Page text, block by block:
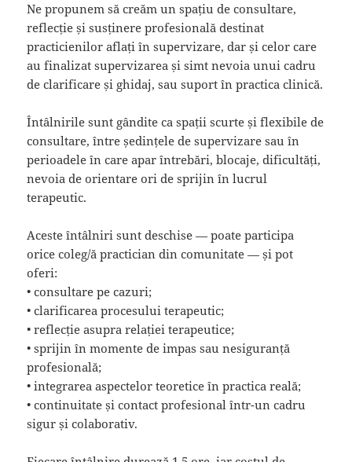
Ne propunem să creăm un spațiu de consultare,
reflecție și susținere profesională destinat
practicienilor aflați în supervizare, dar și celor care
au finalizat supervizarea și simt nevoia unui cadru
de clarificare și ghidaj, sau suport în practica clinică.
Întâlnirile sunt gândite ca spații scurte și flexibile de
consultare, între ședințele de supervizare sau în
perioadele în care apar întrebări, blocaje, dificultăți,
nevoia de orientare ori de sprijin în lucrul
terapeutic.
Aceste întâlniri sunt deschise — poate participa
orice coleg/ă practician din comunitate — și pot
oferi:
• consultare pe cazuri;
• clarificarea procesului terapeutic;
• reflecție asupra relației terapeutice;
• sprijin în momente de impas sau nesiguranță
profesională;
• integrarea aspectelor teoretice în practica reală;
• continuitate și contact profesional într-un cadru
sigur și colaborativ.